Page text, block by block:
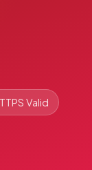
Valid